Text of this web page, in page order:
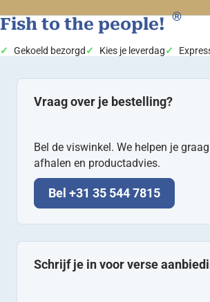
Fish to the people! ®
Gekoeld bezorgd Kies je leverdag
Vraag over je bestelling?
Bel de viswinkel. We helpen je
afhalen en productadvies.
Bel +31 35 544 7815
Schrijf je in voor verse